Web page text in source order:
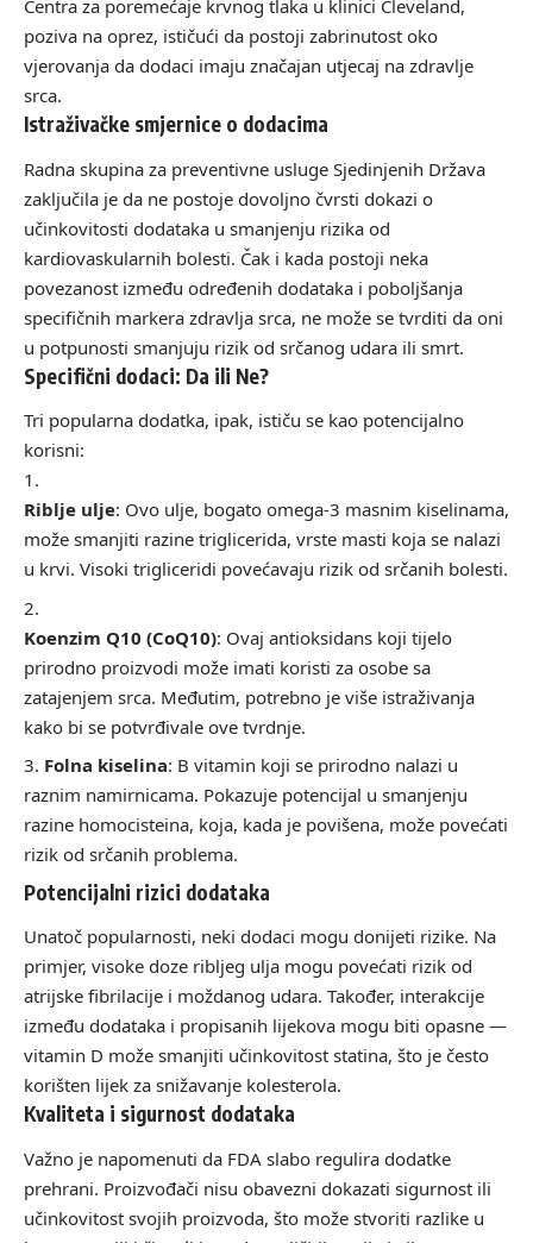
Centra za poremećaje krvnog tlaka u klinici Cleveland,
poziva na oprez, ističući da postoji zabrinutost oko
vjerovanja da dodaci imaju značajan utjecaj na zdravlje
srca.
Istraživačke smjernice o dodacima
Radna skupina za preventivne usluge Sjedinjenih Država
zaključila je da ne postoje dovoljno čvrsti dokazi o
učinkovitosti dodataka u smanjenju rizika od
kardiovaskularnih bolesti. Čak i kada postoji neka
povezanost između određenih dodataka i poboljšanja
specifičnih markera zdravlja srca, ne može se tvrditi da oni
u potpunosti smanjuju rizik od srčanog udara ili smrt.
Specifični dodaci: Da ili Ne?
Tri popularna dodatka, ipak, ističu se kao potencijalno
korisni:
Riblje ulje: Ovo ulje, bogato omega-3 masnim kiselinama,
može smanjiti razine triglicerida, vrste masti koja se nalazi
u krvi. Visoki trigliceridi povećavaju rizik od srčanih bolesti.
Koenzim Q10 (CoQ10): Ovaj antioksidans koji tijelo
prirodno proizvodi može imati koristi za osobe sa
zatajenjem srca. Međutim, potrebno je više istraživanja
kako bi se potvrđivale ove tvrdnje.
Folna kiselina: B vitamin koji se prirodno nalazi u
raznim namirnicama. Pokazuje potencijal u smanjenju
razine homocisteina, koja, kada je povišena, može povećati
rizik od srčanih problema.
Potencijalni rizici dodataka
Unatoč popularnosti, neki dodaci mogu donijeti rizike. Na
primjer, visoke doze ribljeg ulja mogu povećati rizik od
atrijske fibrilacije i moždanog udara. Također, interakcije
između dodataka i propisanih lijekova mogu biti opasne —
vitamin D može smanjiti učinkovitost statina, što je često
korišten lijek za snižavanje kolesterola.
Kvaliteta i sigurnost dodataka
Važno je napomenuti da FDA slabo regulira dodatke
prehrani. Proizvođači nisu obavezni dokazati sigurnost ili
učinkovitost svojih proizvoda, što može stvoriti razlike u